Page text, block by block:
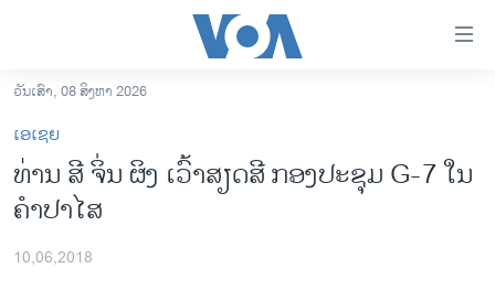
ເຂົ້າ
ຫາ
ຂ້າມ
ຂ້າມ
ຂ້າມ
ຫາ
ລາວ
ອາເມຣິກາ
ຂ່າວ​ຈີນ
ວັນເສົາ, 08 ສິງຫາ 2026
ເອເຊຍ
ທ່ານ ສີ ຈິ່ນ ຜິງ ເວົ້າສຽດສີ ກອງປະຊຸມ G-7 ໃນ
ຄຳປາໄສ
10,06,2018